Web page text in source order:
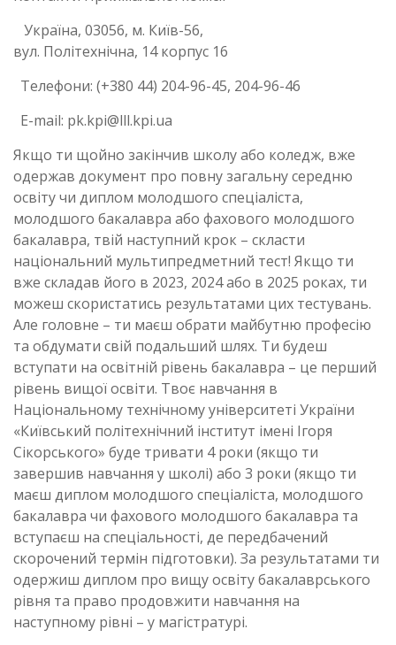
Україна, 03056, м. Київ-56,
вул. Політехнічна, 14 корпус 16
Телефони: (+380 44) 204-96-45, 204-96-46
E-mail: pk.kpi@lll.kpi.ua
Якщо ти щойно закінчив школу або коледж, вже
одержав документ про повну загальну середню
освіту чи диплом молодшого спеціаліста,
молодшого бакалавра або фахового молодшого
бакалавра, твій наступний крок – скласти
національний мультипредметний тест! Якщо ти
вже складав його в 2023, 2024 або в 2025 роках, ти
можеш скористатись результатами цих тестувань.
Але головне – ти маєш обрати майбутню професію
та обдумати свій подальший шлях. Ти будеш
вступати на освітній рівень бакалавра – це перший
рівень вищої освіти. Твоє навчання в
Національному технічному університеті України
«Київський політехнічний інститут імені Ігоря
Сікорського» буде тривати 4 роки (якщо ти
завершив навчання у школі) або 3 роки (якщо ти
маєш диплом молодшого спеціаліста, молодшого
бакалавра чи фахового молодшого бакалавра та
вступаєш на спеціальності, де передбачений
скорочений термін підготовки). За результатами ти
одержиш диплом про вищу освіту бакалаврського
рівня та право продовжити навчання на
наступному рівні – у магістратурі.